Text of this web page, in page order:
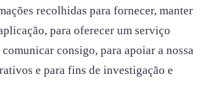
recolhidas para fornecer, manter
para oferecer um serviço
consigo, para apoiar a nossa
e para fins de investigação e